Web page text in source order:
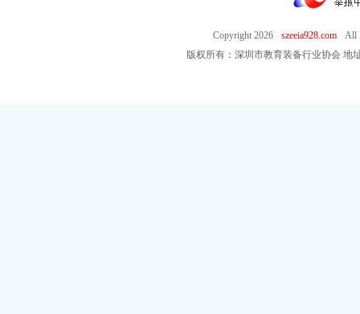
Copyright2026 szeeia928.com
All
版权所有：深圳市教育装备行业协会 地